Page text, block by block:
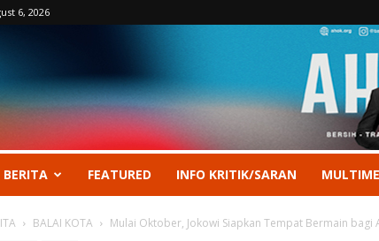
6, 2026
BERITA FEATURED INFO KRITIK/SARAN
BALAI KOTA Mulai Oktober, Jokowi Siapkan Tempat Bermain bagi